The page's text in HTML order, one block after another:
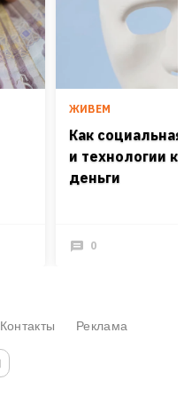
ЖИВЕМ
Как
и технологии
деньги
0
Контакты Реклама